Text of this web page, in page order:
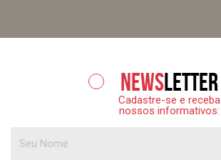
Newsletter
Cadastre-se e receba
nossos informativos: